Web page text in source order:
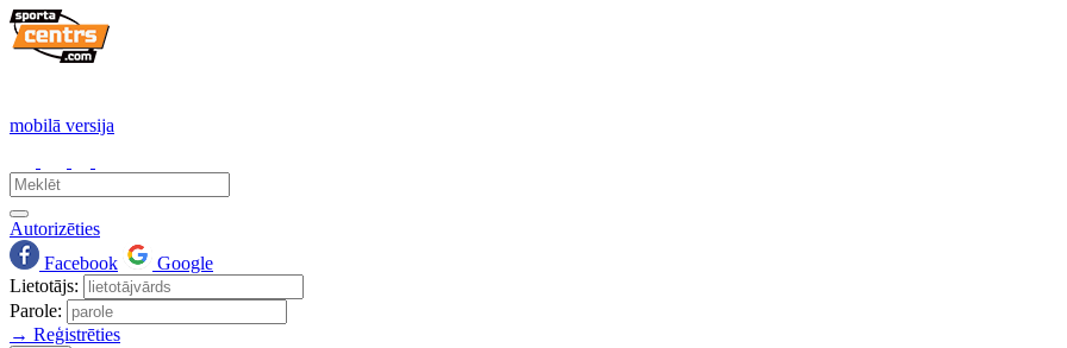
mobilā versija
Autorizēties
Facebook
Google
Lietotājs:
Parole:
→ Reģistrēties